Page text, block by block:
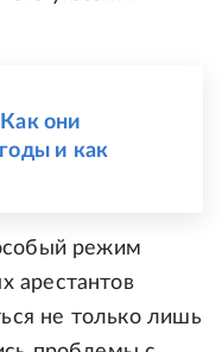
они
и как
режим
арестантов
не только лишь